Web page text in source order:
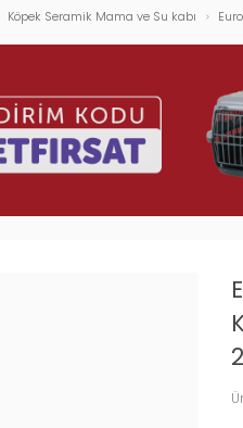
Köpek Seramik Mama ve Su kabı